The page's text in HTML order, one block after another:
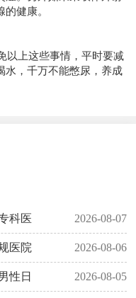
健康。
以上这些事情，平时要减
水，千万不能憋尿，养成
科医 2026-08-07
医院 2026-08-06
性日 2026-08-05